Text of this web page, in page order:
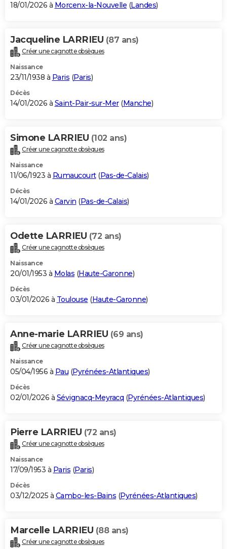
18/01/2026 à Morcenx-la-Nouvelle (Landes)
Jacqueline LARRIEU (87 ans)
Créer une cagnotte obsèques
Naissance
23/11/1938 à Paris (Paris)
Décès
14/01/2026 à Saint-Pair-sur-Mer(Manche)
Simone LARRIEU (102 ans)
Créer une cagnotte obsèques
Naissance
11/06/1923 à Rumaucourt(Pas-de-Calais)
Décès
14/01/2026 à Carvin (Pas-de-Calais)
Odette LARRIEU (72 ans)
Créer une cagnotte obsèques
Naissance
20/01/1953 à Molas (Haute-Garonne)
Décès
03/01/2026 à Toulouse (Haute-Garonne)
Anne-marie LARRIEU (69 ans)
Créer une cagnotte obsèques
Naissance
05/04/1956 à Pau (Pyrénées-Atlantiques)
Décès
02/01/2026 à Sévignacq-Meyracq (Pyrénées-Atlantiques)
Pierre LARRIEU (72 ans)
Créer une cagnotte obsèques
Naissance
17/09/1953 à Paris (Paris)
Décès
03/12/2025 à Cambo-les-Bains (Pyrénées-Atlantiques)
Marcelle LARRIEU (88 ans)
Créer une cagnotte obsèques